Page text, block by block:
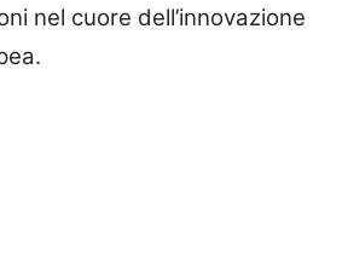
nel cuore dell’innovazione